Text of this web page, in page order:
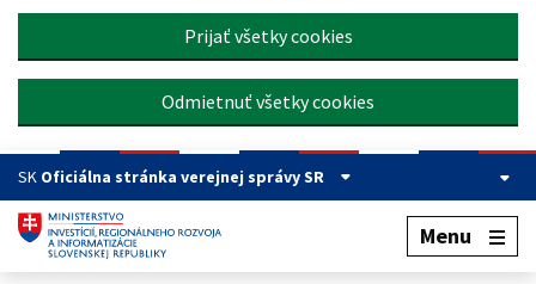
Prijať všetky cookies
Odmietnuť všetky cookies
SK Oficiálna stránka verejnej správy SR
Menu